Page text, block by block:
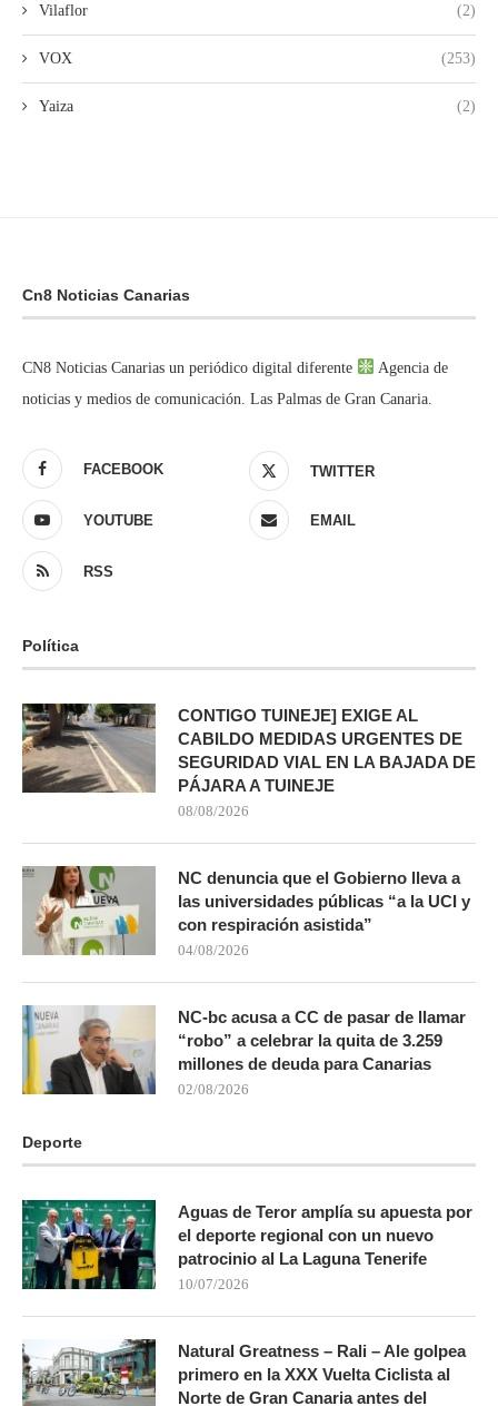
Vilaflor (2)
VOX (253)
Yaiza (2)
Cn8 Noticias Canarias
CN8 Noticias Canarias un periódico digital diferente
Agencia de
noticias y medios de comunicación. Las Palmas de Gran Canaria.
FACEBOOK TWITTER
YOUTUBE EMAIL
RSS
Política
CONTIGO TUINEJE] EXIGE AL
CABILDO MEDIDAS URGENTES DE
SEGURIDAD VIAL EN LA BAJADA DE
PÁJARA A TUINEJE
08/08/2026
NC denuncia que el Gobierno lleva a
las universidades públicas “a la UCI y
con respiración asistida”
04/08/2026
NC-bc acusa a CC de pasar de llamar
“robo” a celebrar la quita de 3.259
millones de deuda para Canarias
02/08/2026
Deporte
Aguas de Teror amplía su apuesta por
el deporte regional con un nuevo
patrocinio al La Laguna Tenerife
10/07/2026
Natural Greatness – Rali – Ale golpea
primero en la XXX Vuelta Ciclista al
Norte de Gran Canaria antes del